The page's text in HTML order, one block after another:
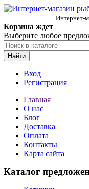
Интернет-
Корзина ждет
Выберите любое
Найти
Вход
Регистрация
Главная
О нас
Блог
Доставка
Оплата
Контакты
Карта сайта
Каталог